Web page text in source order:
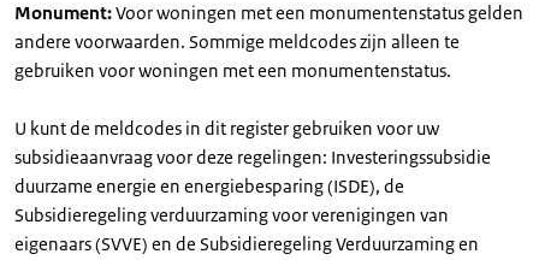
Monument:Voor woningen met een monumentenstatus gelden
andere voorwaarden. Sommige meldcodes zijn alleen te
gebruiken voor woningen met een monumentenstatus.
U kunt de meldcodes in dit register gebruiken voor uw
subsidieaanvraag voor deze regelingen: Investeringssubsidie
duurzame energie en energiebesparing (ISDE), de
Subsidieregeling verduurzaming voor verenigingen van
eigenaars (SVVE) en de Subsidieregeling Verduurzaming en